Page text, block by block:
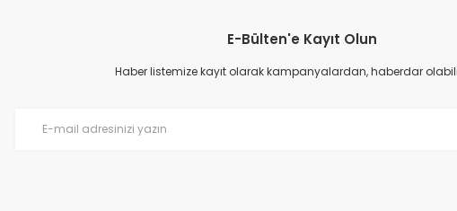
Ürün resmi kalitesiz, bozuk veya görüntülenemiyor.
Ürün açıklamasında eksik bilgiler bulunuyor.
E-Bülten'e Kayıt Olun
Haber listemize kayıt olarak kampanyalardan, haberdar